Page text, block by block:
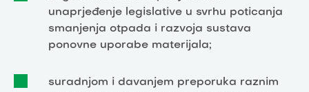
unaprjeđenje legislative u svrhu poticanja
smanjenja otpada i razvoja sustava
ponovne uporabe materijala;
suradnjom i davanjem preporuka raznim